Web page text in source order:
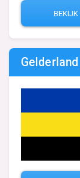
BEKIJK
Gelderland